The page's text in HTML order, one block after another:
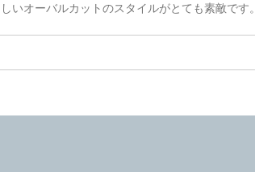
いオーバルカットのスタイルがとても素敵です。